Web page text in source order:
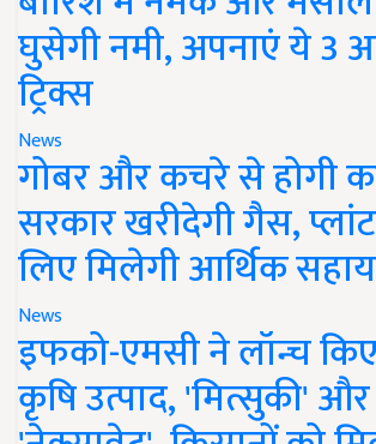
घुसेगी नमी, अपनाएं ये 3
ट्रिक्स
News
गोबर और कचरे से होगी
सरकार खरीदेगी गैस,
लिए मिलेगी आर्थिक
News
इफको-एमसी ने लॉन्च
कृषि उत्पाद, 'मित्सुकी' और